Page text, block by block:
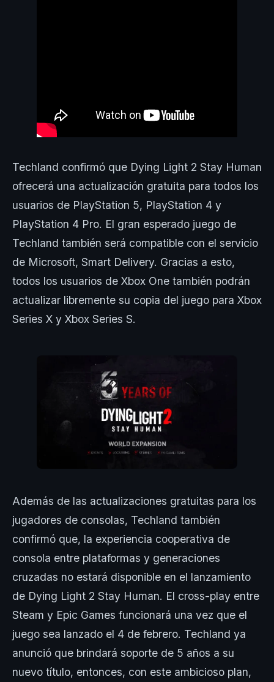
Techland confirmó que Dying Light 2 Stay Human
ofrecerá una actualización gratuita para todos los
usuarios de PlayStation 5, PlayStation 4 y
PlayStation 4 Pro. El gran esperado juego de
Techland también será compatible con el servicio
de Microsoft, Smart Delivery. Gracias a esto,
todos los usuarios de Xbox One también podrán
actualizar libremente su copia del juego para Xbox
Series X y Xbox Series S.
Además de las actualizaciones gratuitas para los
jugadores de consolas, Techland también
confirmó que, la experiencia cooperativa de
consola entre plataformas y generaciones
cruzadas no estará disponible en el lanzamiento
de Dying Light 2 Stay Human. El cross-play entre
Steam y Epic Games funcionará una vez que el
juego sea lanzado el 4 de febrero. Techland ya
anunció que brindará soporte de 5 años a su
nuevo título, entonces, con este ambicioso plan,